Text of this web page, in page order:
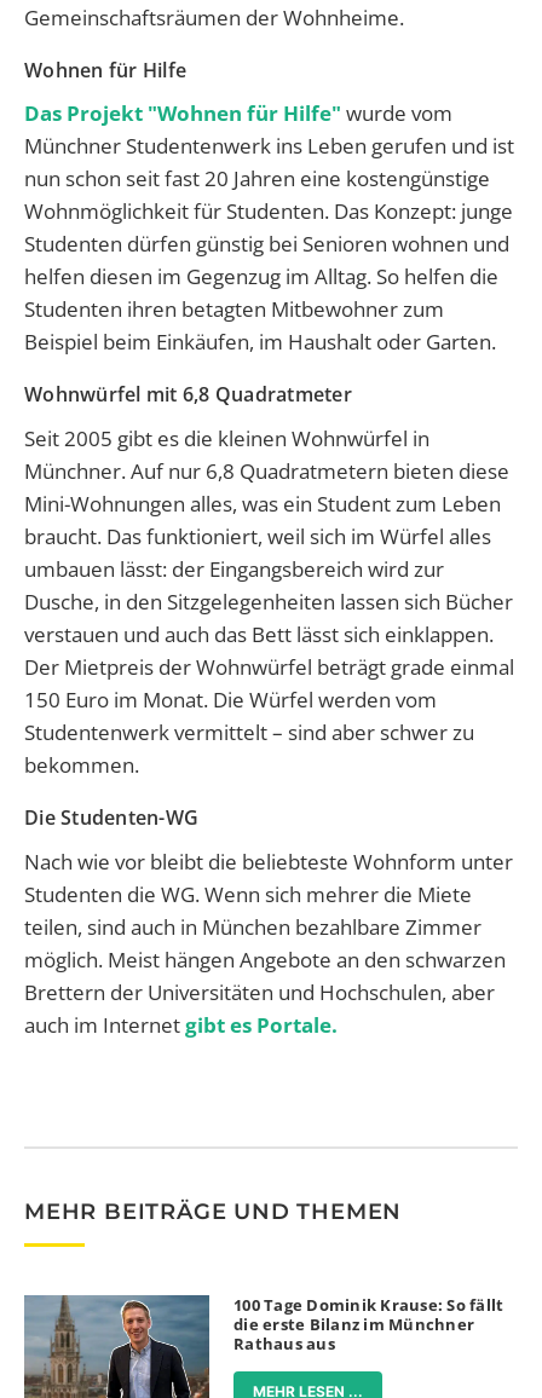
Gemeinschaftsräumen der Wohnheime.
Wohnen für Hilfe
Das Projekt "Wohnen für Hilfe" wurde vom
Münchner Studentenwerk ins Leben gerufen und ist
nun schon seit fast 20 Jahren eine kostengünstige
Wohnmöglichkeit für Studenten. Das Konzept: junge
Studenten dürfen günstig bei Senioren wohnen und
helfen diesen im Gegenzug im Alltag. So helfen die
Studenten ihren betagten Mitbewohner zum
Beispiel beim Einkäufen, im Haushalt oder Garten.
Wohnwürfel mit 6,8 Quadratmeter
Seit 2005 gibt es die kleinen Wohnwürfel in
Münchner. Auf nur 6,8 Quadratmetern bieten diese
Mini-Wohnungen alles, was ein Student zum Leben
braucht. Das funktioniert, weil sich im Würfel alles
umbauen lässt: der Eingangsbereich wird zur
Dusche, in den Sitzgelegenheiten lassen sich Bücher
verstauen und auch das Bett lässt sich einklappen.
Der Mietpreis der Wohnwürfel beträgt grade einmal
150 Euro im Monat. Die Würfel werden vom
Studentenwerk vermittelt – sind aber schwer zu
bekommen.
Die Studenten-WG
Nach wie vor bleibt die beliebteste Wohnform unter
Studenten die WG. Wenn sich mehrer die Miete
teilen, sind auch in München bezahlbare Zimmer
möglich. Meist hängen Angebote an den schwarzen
Brettern der Universitäten und Hochschulen, aber
auch im Internetgibt es Portale.
MEHR BEITRÄGE UND THEMEN
100 Tage Dominik Krause: So fällt
die erste Bilanz im Münchner
Rathaus aus
MEHR LESEN ...